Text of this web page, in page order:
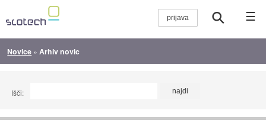
☰
Novice » Arhiv novic
Išči: